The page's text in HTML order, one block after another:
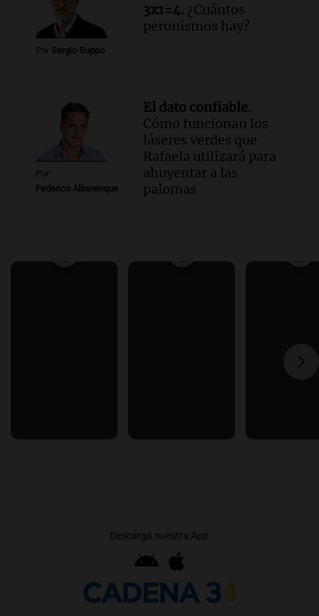
Por Sergio Suppo
3x1=4. ¿Cuántos
peronismos hay?
Por
Federico Albarenque
El dato confiable.
Cómo funcionan los
láseres verdes que
Rafaela utilizará para
ahuyentar a las
palomas
Descargá nuestra App